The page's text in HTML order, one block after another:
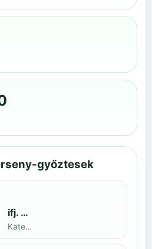
győztesek
ifj. Benedek Zoltán
Kategoria1 neve · döntős: Lajkó Hunor